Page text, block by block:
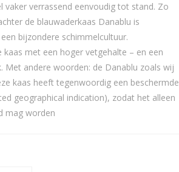
vaker verrassend eenvoudig tot stand. Zo
de blauwaderkaas Danablu is
bijzondere schimmelcultuur.
met een hoger vetgehalte – en een
Met andere woorden: de Danablu zoals wij
kaas heeft tegenwoordig een beschermde
geographical indication), zodat het alleen
mag worden